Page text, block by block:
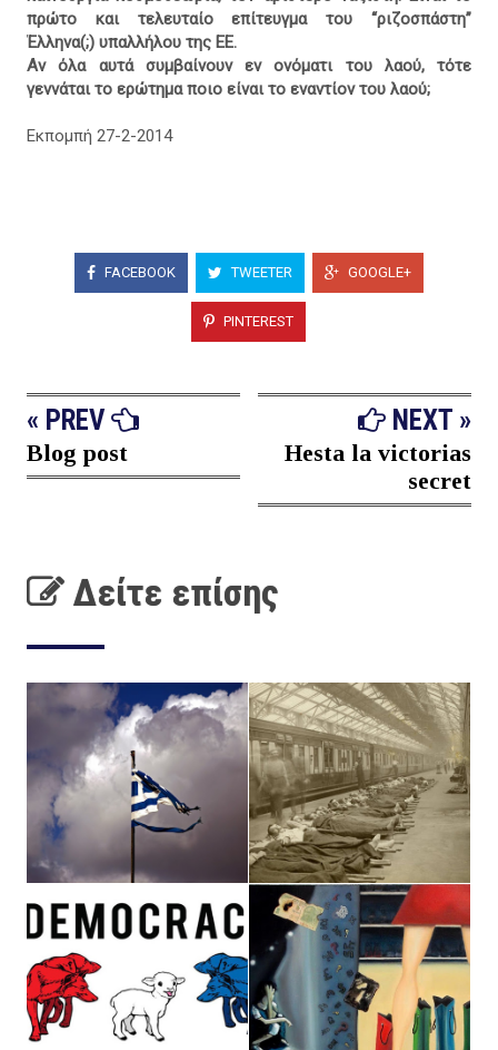
πρώτο και τελευταίο επίτευγμα του “ριζοσπάστη”
Έλληνα(;) υπαλλήλου της ΕΕ.
Αν όλα αυτά συμβαίνουν εν ονόματι του λαού, τότε
γεννάται το ερώτημα ποιο είναι το εναντίον του λαού;
Εκπομπή 27-2-2014
FACEBOOK TWEETER GOOGLE+
PINTEREST
« PREV
Blog post
NEXT »
Hesta la victorias
secret
Δείτε επίσης